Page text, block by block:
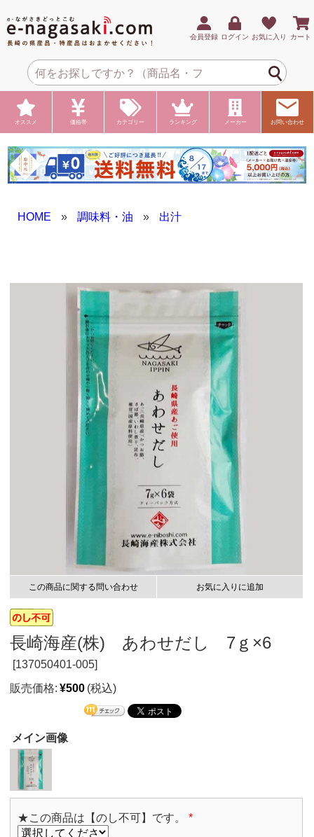
会員登録 ログイン お気に入り カート
オススメ 価格帯 カテゴリー ランキング メーカー お問い合わせ
HOME » 調味料・油 » 出汁
この商品に関する問い合わせ お気に入りに追加
長崎海産(株) あわせだし 7ｇ×6
[137050401-005]
販売価格: ¥500 (税込)
メイン画像
★この商品は【のし不可】です。 *